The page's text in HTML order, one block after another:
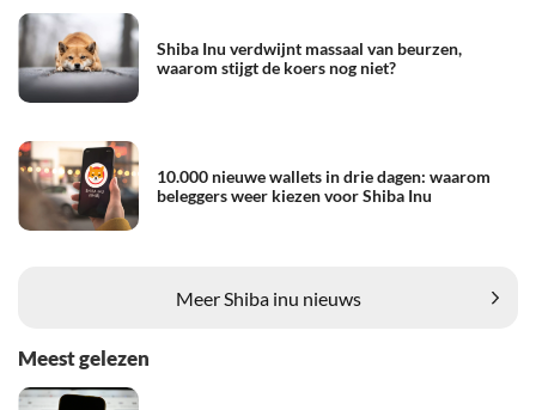
Shiba Inu verdwijnt massaal van beurzen,
waarom stijgt de koers nog niet?
10.000 nieuwe wallets in drie dagen: waarom
beleggers weer kiezen voor Shiba Inu
Meer Shiba inu nieuws
Meest gelezen